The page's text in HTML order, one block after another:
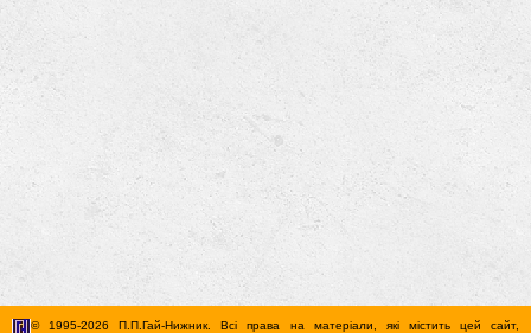
© 1995-2026 П.П.Гай-Нижник. Всі права на матеріали, які містить цей сайт,